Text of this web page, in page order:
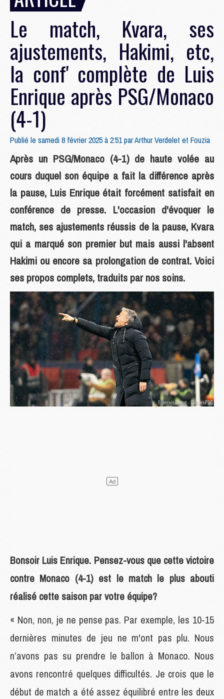
Le match, Kvara, ses
ajustements, Hakimi, etc,
la conf' complète de Luis
Enrique après PSG/Monaco
(4-1)
Publié le samedi 8 février 2025 à 2:51 parArthur Verdelet et Fouzia
Après un PSG/Monaco (4-1) de haute volée au
cours duquel son équipe a fait la différence après
la pause, Luis Enrique était forcément satisfait en
conférence de presse. L'occasion d'évoquer le
match, ses ajustements réussis de la pause, Kvara
qui a marqué son premier but mais aussi l'absent
Hakimi ou encore sa prolongation de contrat. Voici
ses propos complets, traduits par nos soins.
Bonsoir Luis Enrique. Pensez-vous que cette victoire
contre Monaco (4-1) est le match le plus abouti
réalisé cette saison par votre équipe?
« Non, non, je ne pense pas. Par exemple, les 10-15
dernières minutes de jeu ne m'ont pas plu. Nous
n’avons pas su prendre le ballon à Monaco. Nous
avons rencontré quelques difficultés. Je crois que le
début de match a été assez équilibré entre les deux